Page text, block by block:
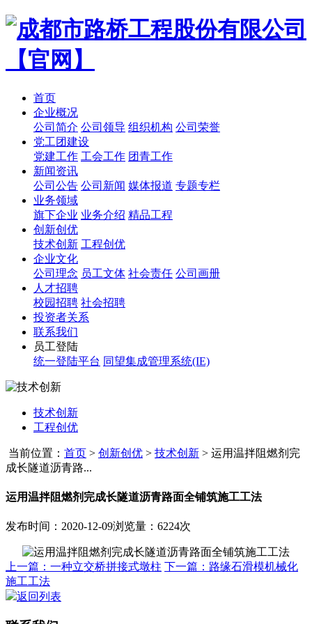
首页
企业概况
公司简介 公司领导 组织机构 公司荣誉
党工团建设
党建工作 工会工作 团青工作
新闻资讯
公司公告 公司新闻 媒体报道 专题专栏
业务领域
旗下企业 业务介绍 精品工程
创新创优
技术创新 工程创优
企业文化
公司理念 员工文体 社会责任 公司画册
人才招聘
校园招聘 社会招聘
投资者关系
联系我们
员工登陆
统一登陆平台 同望集成管理系统(IE)
技术创新
工程创优
当前位置： 首页 > 创新创优 > 技术创新 > 运用温拌阻燃剂完
成长隧道沥青路...
运用温拌阻燃剂完成长隧道沥青路面全铺筑施工工法
发布时间：2020-12-09浏览量：6224次
上一篇：一种立交桥拼接式墩柱 下一篇：路缘石滑模机械化
施工工法
返回列表